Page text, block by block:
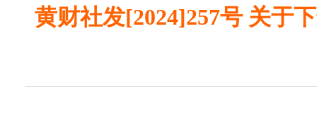
黄财社发[2024]257号 关于